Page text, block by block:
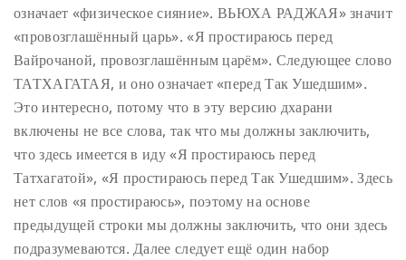
означает «физическое сияние». ВЬЮХА РАДЖАЯ» значит
«провозглашённый царь». «Я простираюсь перед
Вайрочаной, провозглашённым царём». Следующее слово
ТАТХАГАТАЯ, и оно означает «перед Так Ушедшим».
Это интересно, потому что в эту версию дхарани
включены не все слова, так что мы должны заключить,
что здесь имеется в иду «Я простираюсь перед
Татхагатой», «Я простираюсь перед Так Ушедшим». Здесь
нет слов «я простираюсь», поэтому на основе
предыдущей строки мы должны заключить, что они здесь
подразумеваются. Далее следует ещё один набор